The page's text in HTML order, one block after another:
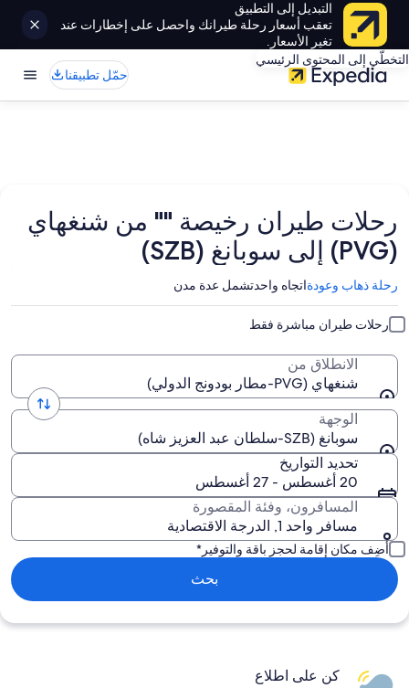
التبديل إلى التطبيق
تعقب أسعار رحلة طيرانك واحصل على إخطارات عند
تغير الأسعار.
التخطّي إلى المحتوى الرئيسي
حمّل تطبيقنا
رحلات طيران رخيصة "" من شنغهاي
(PVG) إلى سوبانغ (SZB)
رحلة ذهاب وعودةاتجاه واحدتشمل عدة مدن
رحلات طيران مباشرة فقط
الانطلاق من
شنغهاي (PVG-مطار بودونج الدولي)
الوجهة
سوبانغ (SZB-سلطان عبد العزيز شاه)
تحديد التواريخ
20 أغسطس - 27 أغسطس
المسافرون، وفئة المقصورة
مسافر واحد 1, الدرجة الاقتصادية
أضِف مكان إقامة لحجز باقة والتوفير*
بحث
كن على اطلاع